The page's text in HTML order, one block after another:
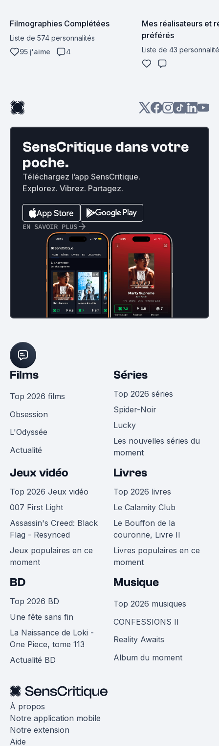
Filmographies Complétées
Liste de 574 personnalités
95 j'aime
4
Mes réalisateurs et
préférés
Liste de 43
SensCritique dans votre
poche.
Téléchargez l’app SensCritique.
Explorez. Vibrez. Partagez.
EN SAVOIR PLUS
Films
Top 2026 films
Obsession
L'Odyssée
Actualité
Séries
Top 2026 séries
Spider-Noir
Lucky
Les nouvelles séries du
moment
Jeux vidéo
Top 2026 Jeux vidéo
007 First Light
Assassin's Creed: Black
Flag - Resynced
Jeux populaires en ce
moment
Livres
Top 2026 livres
Le Calamity Club
Le Bouffon de la
couronne, Livre II
Livres populaires en ce
moment
BD
Top 2026 BD
Une fête sans fin
La Naissance de Loki -
One Piece, tome 113
Actualité BD
Musique
Top 2026 musiques
CONFESSIONS II
Reality Awaits
Album du moment
À propos
Notre application mobile
Notre extension
Aide